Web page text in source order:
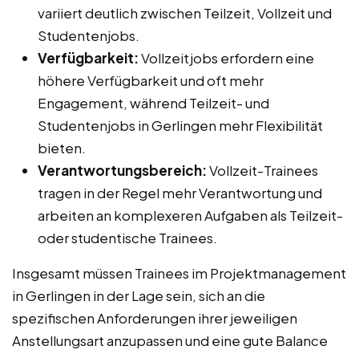
variiert deutlich zwischen Teilzeit, Vollzeit und
Studentenjobs.
Verfügbarkeit:Vollzeitjobs erfordern eine
höhere Verfügbarkeit und oft mehr
Engagement, während Teilzeit- und
Studentenjobs in Gerlingen mehr Flexibilität
bieten.
Verantwortungsbereich:Vollzeit-Trainees
tragen in der Regel mehr Verantwortung und
arbeiten an komplexeren Aufgaben als Teilzeit-
oder studentische Trainees.
Insgesamt müssen Trainees im Projektmanagement
in Gerlingen in der Lage sein, sich an die
spezifischen Anforderungen ihrer jeweiligen
Anstellungsart anzupassen und eine gute Balance